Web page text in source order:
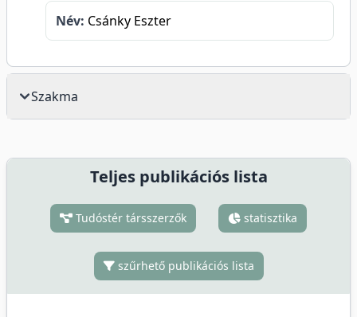
Név: Csánky Eszter
Szakma
Teljes publikációs lista
Tudóstér társszerzők statisztika
szűrhető publikációs lista